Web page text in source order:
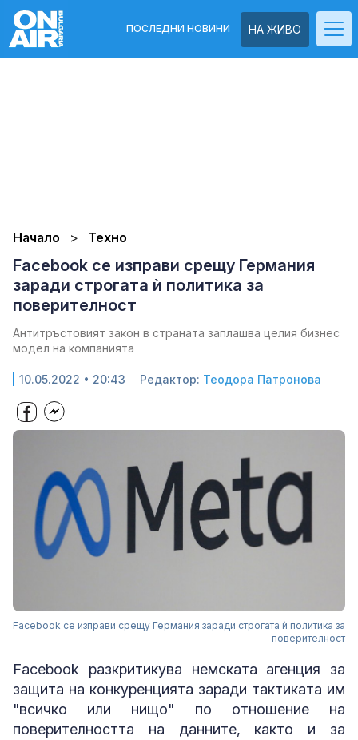
НА ЖИВО
ПОСЛЕДНИ НОВИНИ
Начало Техно
Facebook се изправи срещу Германия
заради строгата ѝ политика за
поверителност
Антитръстовият закон в страната заплашва целия бизнес
модел на компанията
10.05.2022 • 20:43 Редактор: Теодора Патронова
Facebook се изправи срещу Германия заради строгата ѝ политика за
поверителност
Facebook разкритикува немската агенция за
защита на конкуренцията заради тактиката им
"всичко или нищо" по отношение на
поверителността на данните, както и за